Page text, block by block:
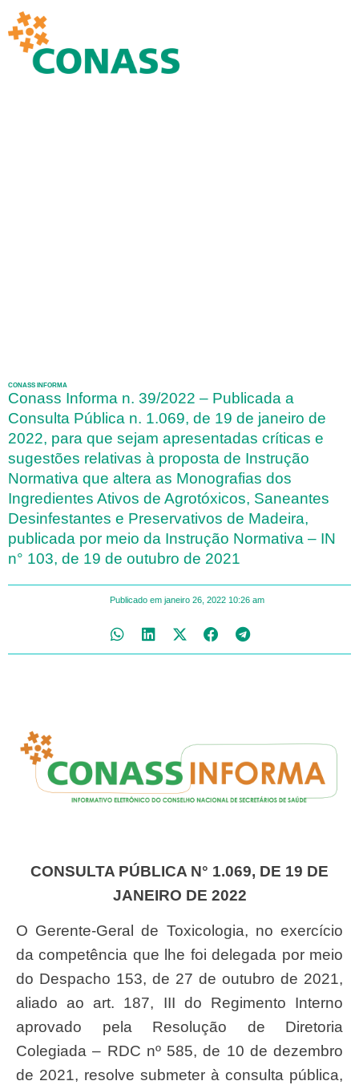
CONASS INFORMA
Conass Informa n. 39/2022 – Publicada a
Consulta Pública n. 1.069, de 19 de janeiro de
2022, para que sejam apresentadas críticas e
sugestões relativas à proposta de Instrução
Normativa que altera as Monografias dos
Ingredientes Ativos de Agrotóxicos, Saneantes
Desinfestantes e Preservativos de Madeira,
publicada por meio da Instrução Normativa – IN
n° 103, de 19 de outubro de 2021
Publicado em janeiro 26, 2022 10:26 am
CONSULTA PÚBLICA N° 1.069, DE 19 DE
JANEIRO DE 2022
O Gerente-Geral de Toxicologia, no exercício
da competência que lhe foi delegada por meio
do Despacho 153, de 27 de outubro de 2021,
aliado ao art. 187, III do Regimento Interno
aprovado pela Resolução de Diretoria
Colegiada – RDC nº 585, de 10 de dezembro
de 2021, resolve submeter à consulta pública,